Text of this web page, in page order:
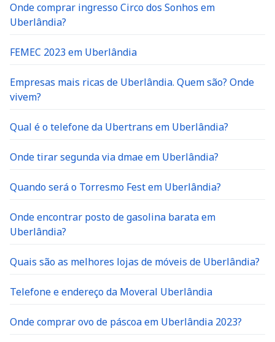
Onde comprar ingresso Circo dos Sonhos em
Uberlândia?
FEMEC 2023 em Uberlândia
Empresas mais ricas de Uberlândia. Quem são? Onde
vivem?
Qual é o telefone da Ubertrans em Uberlândia?
Onde tirar segunda via dmae em Uberlândia?
Quando será o Torresmo Fest em Uberlândia?
Onde encontrar posto de gasolina barata em
Uberlândia?
Quais são as melhores lojas de móveis de Uberlândia?
Telefone e endereço da Moveral Uberlândia
Onde comprar ovo de páscoa em Uberlândia 2023?